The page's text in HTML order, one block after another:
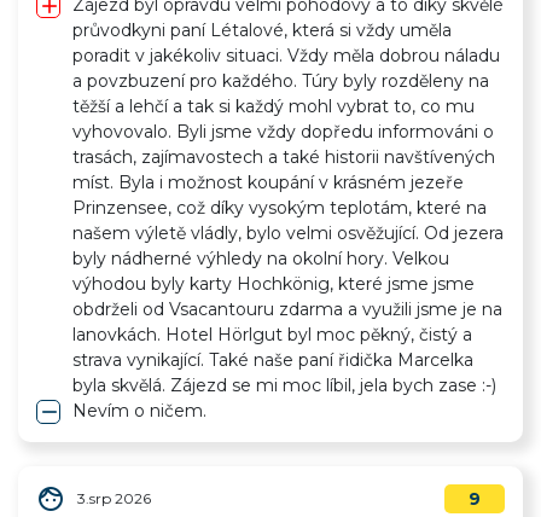
add
Zájezd byl opravdu velmi pohodový a to díky skvělé
průvodkyni paní Létalové, která si vždy uměla
poradit v jakékoliv situaci. Vždy měla dobrou náladu
a povzbuzení pro každého. Túry byly rozděleny na
těžší a lehčí a tak si každý mohl vybrat to, co mu
vyhovovalo. Byli jsme vždy dopředu informováni o
trasách, zajímavostech a také historii navštívených
míst. Byla i možnost koupání v krásném jezeře
Prinzensee, což díky vysokým teplotám, které na
našem výletě vládly, bylo velmi osvěžující. Od jezera
byly nádherné výhledy na okolní hory. Velkou
výhodou byly karty Hochkönig, které jsme jsme
obdrželi od Vsacantouru zdarma a využili jsme je na
lanovkách. Hotel Hörlgut byl moc pěkný, čistý a
strava vynikající. Také naše paní řidička Marcelka
byla skvělá. Zájezd se mi moc líbil, jela bych zase :-)
remove Nevím o ničem.
face 3.srp 2026 9